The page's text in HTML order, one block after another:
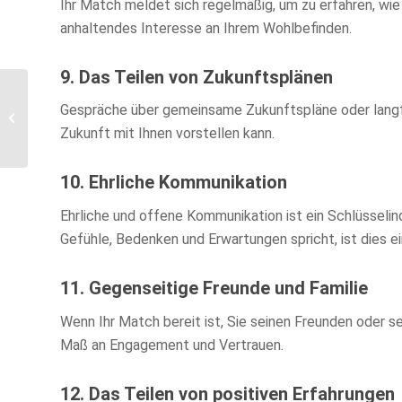
Ihr Match meldet sich regelmäßig, um zu erfahren,
anhaltendes Interesse an Ihrem Wohlbefinden.
9. Das Teilen von Zukunftsplänen
Gespräche über gemeinsame Zukunftspläne oder
Zukunft mit Ihnen vorstellen kann.
10. Ehrliche Kommunikation
Ehrliche und offene Kommunikation ist ein
Gefühle, Bedenken und Erwartungen spricht, ist dies
11. Gegenseitige Freunde und Familie
Wenn Ihr Match bereit ist, Sie seinen Freunden oder
Maß an Engagement und Vertrauen.
12. Das Teilen von positiven Erfahrungen
Singlebörsen: So finden
Sie Ihr Glück